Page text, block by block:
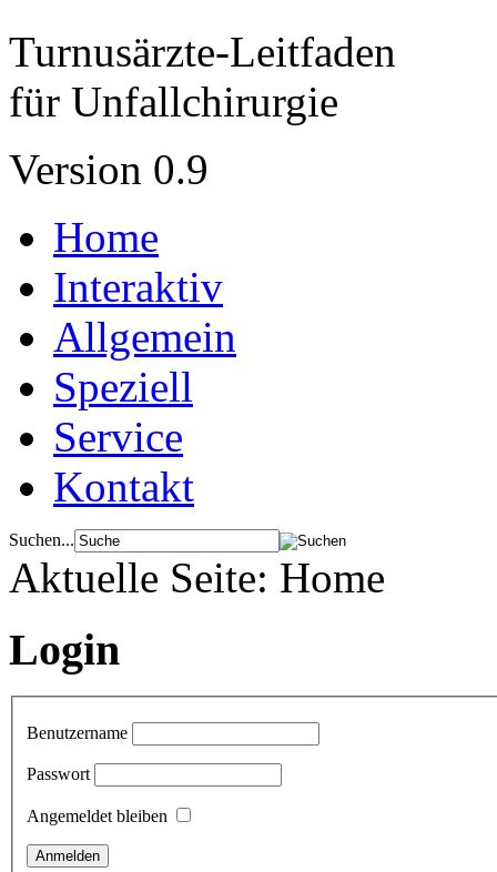
Turnusärzte-Leitfaden
für Unfallchirurgie
Version 0.9
Home
Interaktiv
Allgemein
Speziell
Service
Kontakt
Suchen...
Aktuelle Seite: Home
Login
Benutzername
Passwort
Angemeldet bleiben